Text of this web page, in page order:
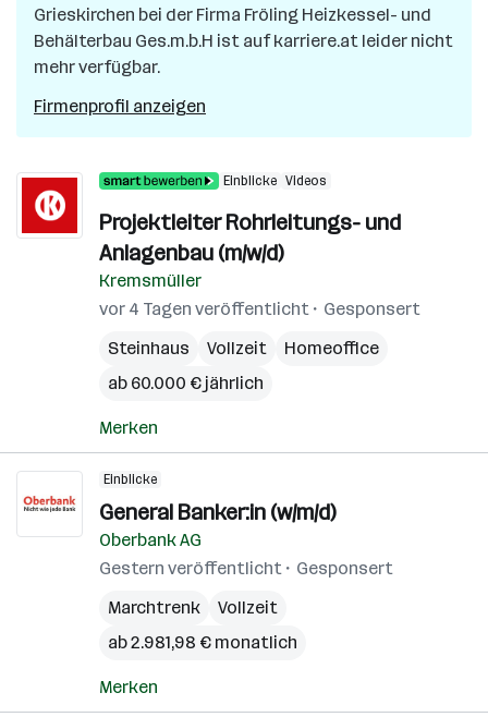
Grieskirchen bei der Firma Fröling Heizkessel- und
Behälterbau Ges.m.b.H ist auf karriere.at leider nicht
mehr verfügbar.
Firmenprofil anzeigen
Einblicke Videos
Projektleiter Rohrleitungs- und
Anlagenbau (m/w/d)
Kremsmüller
vor 4 Tagen veröffentlicht
Gesponsert
Steinhaus
Vollzeit
Homeoffice
ab 60.000 € jährlich
Merken
Einblicke
General Banker:in (w/m/d)
Oberbank AG
Gestern veröffentlicht
Gesponsert
Marchtrenk
Vollzeit
ab 2.981,98 € monatlich
Merken